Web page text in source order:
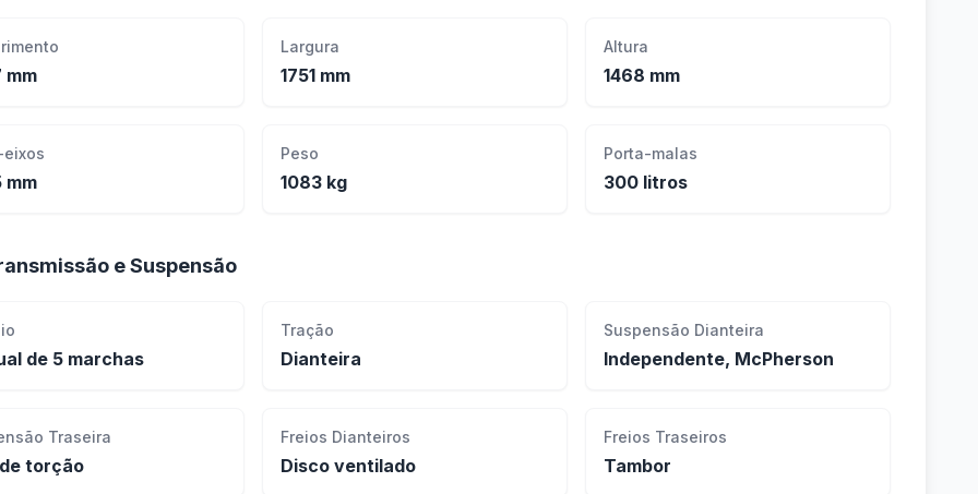
mm
Largura
1751 mm
Altura
1468 mm
eixos
mm
Peso
1083 kg
Porta-malas
300 litros
e Suspensão
de 5 marchas
Tração
Dianteira
Suspensão Dianteira
Independente, McPherson
Traseira
torção
Freios Dianteiros
Disco ventilado
Freios Traseiros
Tambor